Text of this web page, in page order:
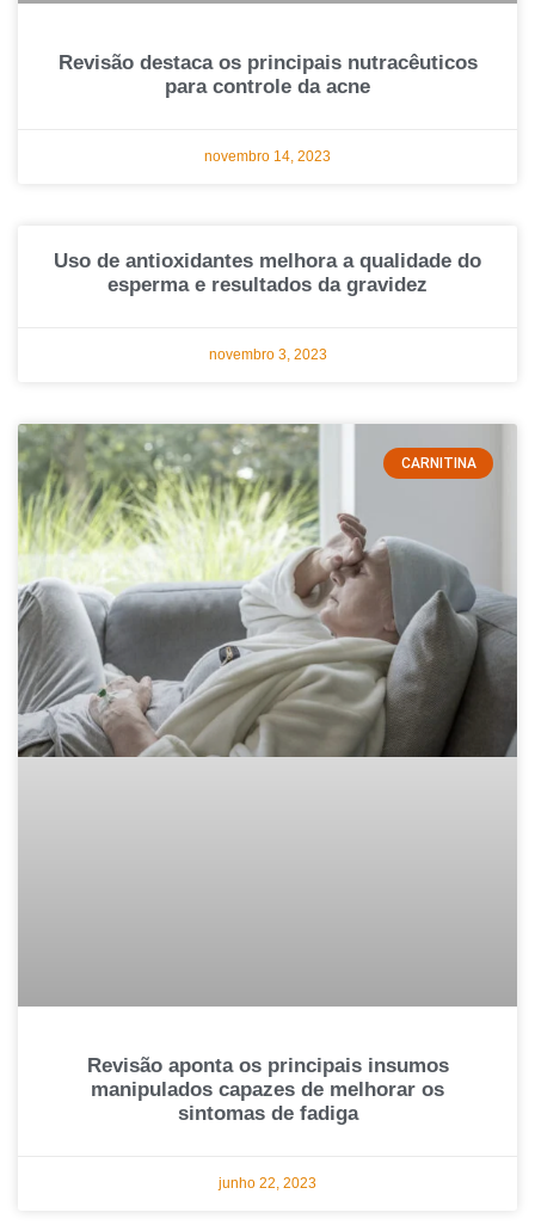
Revisão destaca os principais nutracêuticos
para controle da acne
novembro 14, 2023
Uso de antioxidantes melhora a qualidade do
esperma e resultados da gravidez
novembro 3, 2023
CARNITINA
Revisão aponta os principais insumos
manipulados capazes de melhorar os
sintomas de fadiga
junho 22, 2023